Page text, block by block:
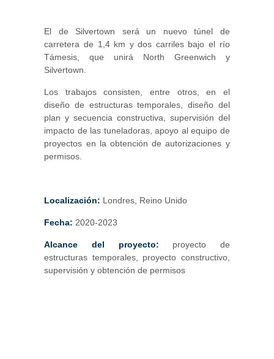
El de Silvertown será un nuevo túnel de
carretera de 1,4 km y dos carriles bajo el río
Támesis, que unirá North Greenwich y
Silvertown.
Los trabajos consisten, entre otros, en el
diseño de estructuras temporales, diseño del
plan y secuencia constructiva, supervisión del
impacto de las tuneladoras, apoyo al equipo de
proyectos en la obtención de autorizaciones y
permisos.
Localización: Londres, Reino Unido
Fecha: 2020-2023
Alcance del proyecto:
proyecto de
estructuras temporales, proyecto constructivo,
supervisión y obtención de permisos